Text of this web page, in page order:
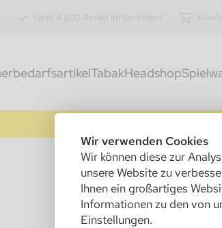
Wir verwenden Cookies
Wir können diese zur
unsere Website zu
Ihnen ein großartiges
Informationen zu den von
Einstellungen.
Über 4.600 Artikel im Sortiment
TabakHeadshop